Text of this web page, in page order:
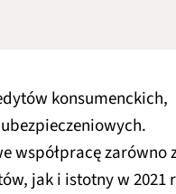
konsumenckich,
współpracę zarówno
jak i istotny w 2021